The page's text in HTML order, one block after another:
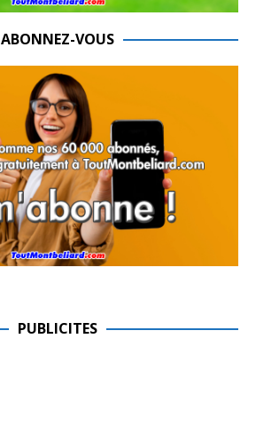
ABONNEZ-VOUS
PUBLICITES